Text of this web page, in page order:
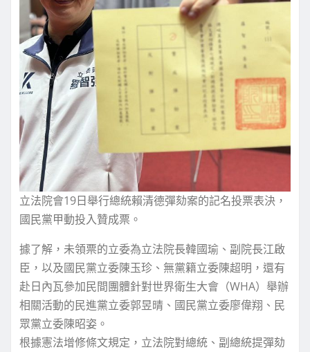
立法院會19日舉行總統賴清德彈劾案的記名投票表決，
國民黨甲動投入贊成票。
據了解，未領票的立委為立法院長韓國瑜、副院長江啟
臣，以及國民黨立委陳玉珍、無黨籍立委陳超明，還有
赴日內瓦參加民間團體針對世界衛生大會（WHA）舉辦
相關活動的民進黨立委郭昱晴、國民黨立委廖偉翔、民
眾黨立委陳昭姿。
根據憲法增修條文規定，立法院對總統、副總統提彈劾